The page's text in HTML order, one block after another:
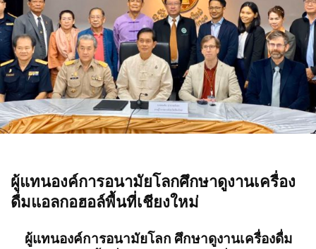
ผู้แทนองค์การอนามัยโลกศึกษาดูงานเครื่อง
ดื่มแอลกอฮอล์พื้นที่เชียงใหม่
ผู้แทนองค์การอนามัยโลก ศึกษาดูงานเครื่องดื่ม